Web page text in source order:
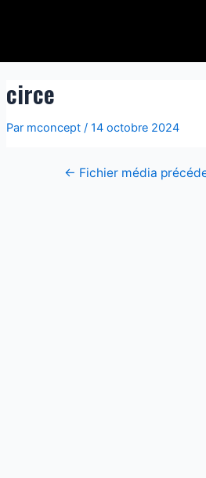
circe
Par mconcept / 14 octobre 2024
← Fichier média